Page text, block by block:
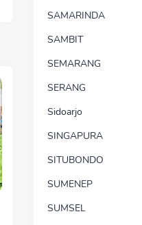
SAMARINDA
SAMBIT
SEMARANG
SERANG
Sidoarjo
SINGAPURA
SITUBONDO
SUMENEP
SUMSEL